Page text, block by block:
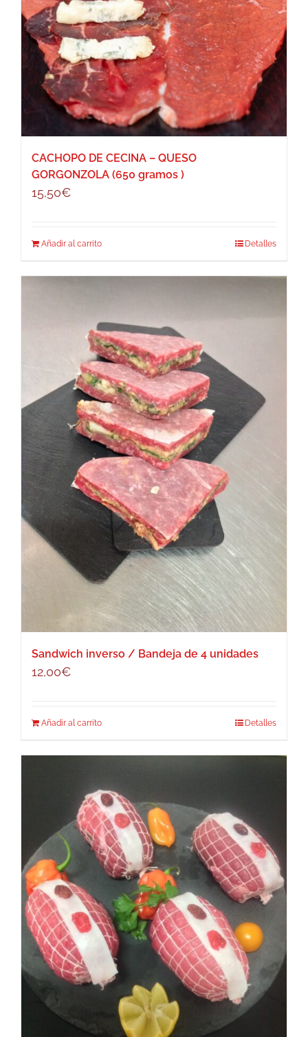
CACHOPO DE CECINA – QUESO
GORGONZOLA (650 gramos )
15,50€
Añadir al carrito Detalles
Sandwich inverso / Bandeja de 4 unidades
12,00€
Añadir al carrito Detalles